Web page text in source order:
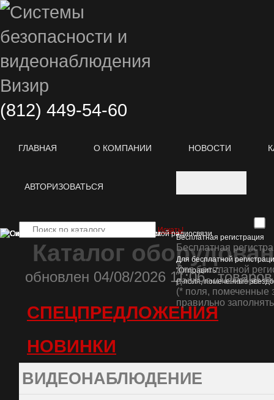
(812) 449-54-60
ГЛАВНАЯ О КОМПАНИИ НОВОСТИ
АВТОРИЗОВАТЬСЯ
Бесплатная регистрация
Для бесплатной
"Отправить".
(* поля, помеченные
Искать!
Каталог
oбновлен 04/08/2026 11:06 ,
СПЕЦПРЕДЛОЖЕНИЯ
НОВИНКИ
ВИДЕОНАБЛЮДЕНИЕ
Бесплатная
Для бесплатной
данные и нажмите
(* поля, помеченные
правильно